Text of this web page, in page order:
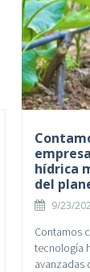
hídrica
del
9/23/
Contamos
tecnología
avanzadas